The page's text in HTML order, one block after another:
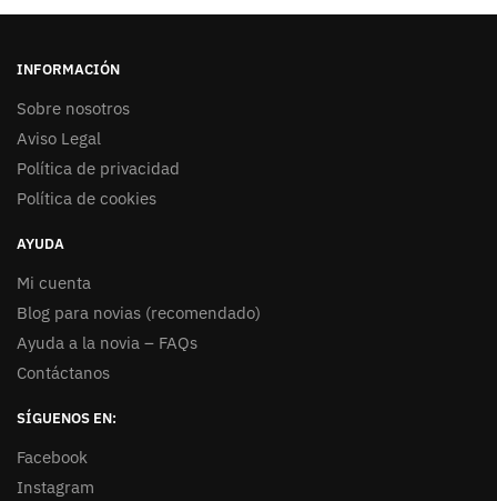
INFORMACIÓN
Sobre nosotros
Aviso Legal
Política de privacidad
Política de cookies
AYUDA
Mi cuenta
Blog para novias (recomendado)
Ayuda a la novia – FAQs
Contáctanos
SÍGUENOS EN:
Facebook
Instagram